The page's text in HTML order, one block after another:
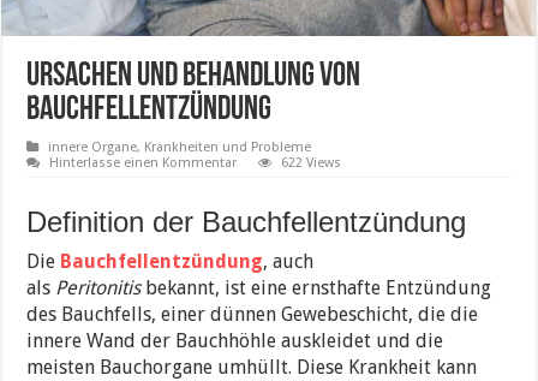
Ursachen und Behandlung von
Bauchfellentzündung
innere Organe, Krankheiten und Probleme
Hinterlasse einen Kommentar
622 Views
Definition der Bauchfellentzündung
Die Bauchfellentzündung, auch
als Peritonitisbekannt, ist eine ernsthafte Entzündung
des Bauchfells, einer dünnen Gewebeschicht, die die
innere Wand der Bauchhöhle auskleidet und die
meisten Bauchorgane umhüllt. Diese Krankheit kann